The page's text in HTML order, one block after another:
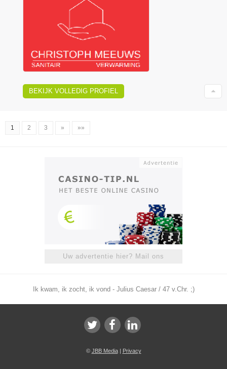
BEKIJK VOLLEDIG PROFIEL
1 2 3 » »»
Uw advertentie hier? Mail ons
Ik kwam, ik zocht, ik vond - Julius Caesar / 47 v.Chr. ;)
© JBB Media| Privacy